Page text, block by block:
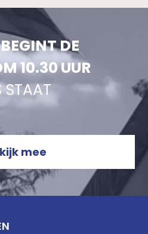
DE
10.30 UUR
STAAT
kijk mee